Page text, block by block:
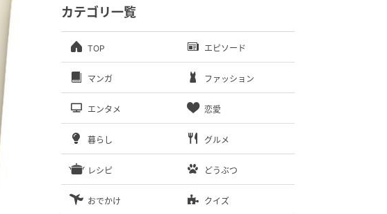
カテゴリ一覧
TOP エピソード
マンガ ファッション
エンタメ 恋愛
暮らし グルメ
レシピ どうぶつ
おでかけ クイズ